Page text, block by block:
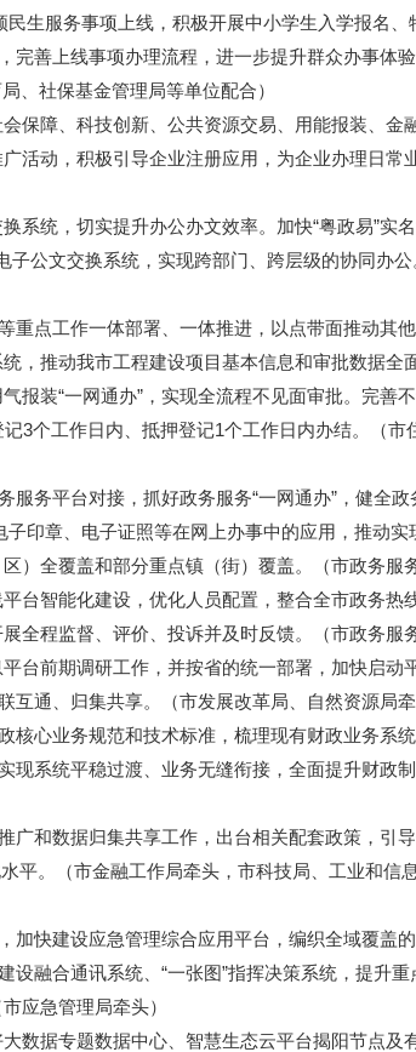
服务事项上线，积极开展中小学生入学报名、
善上线事项办理流程，进一步提升群众办事体
、社保基金管理局等单位配合）
障、科技创新、公共资源交易、用能报装、金
动，积极引导企业注册应用，为企业办理日常
统，切实提升办公办文效率。加快“粤政易”实
公文交换系统，实现跨部门、跨层级的协同办公
点工作一体部署、一体推进，以点带面推动其他
推动我市工程建设项目基本信息和审批数据全
装“一网通办”，实现全流程不见面审批。完善
3个工作日内、抵押登记1个工作日内办结。（
平台对接，抓好政务服务“一网通办”，健全政
子印章、电子证照等在网上办事中的应用，推动
）全覆盖和部分重点镇（街）覆盖。（市政务服
智能化建设，优化人员配置，整合全市政务热
程监督、评价、投诉并及时反馈。（市政务服
前期调研工作，并按省的统一部署，加快启动
通、归集共享。（市发展改革局、自然资源局牵
心业务规范和技术标准，梳理现有财政业务系
现系统平稳过渡、业务无缝衔接，全面提升财政
和数据归集共享工作，出台相关配套政策，引
平。（市金融工作局牵头，市科技局、工业和信
快建设应急管理综合应用平台，编织全域覆盖
融合通讯系统、“一张图”指挥决策系统，提升
应急管理局牵头）
据专题数据中心、智慧生态云平台揭阳节点及